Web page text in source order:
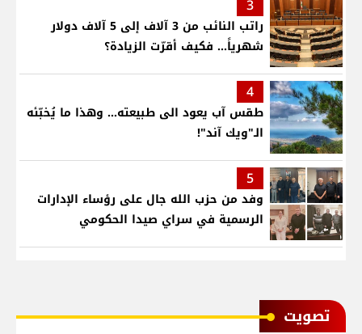
3
راتب النائب من 3 آلاف إلى 5 آلاف دولار
شهرياً... فكيف أقرّت الزيادة؟
4
طقس آب يعود الى طبيعته... وهذا ما يُخبّئه
الـ"ويك آند"!
5
وفد من حزب الله جال على رؤساء الإدارات
الرسمية في سراي صيدا الحكومي
ﺗﺼﻮﻳﺖ